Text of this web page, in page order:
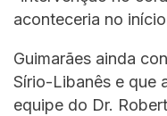
aconteceria no
Guimarães ainda
Sírio-Libanês e que
equipe do Dr.